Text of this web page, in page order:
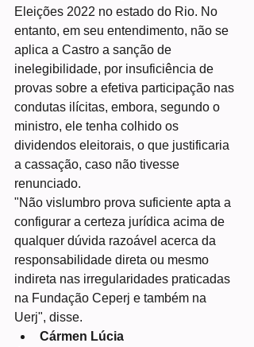
Eleições 2022 no estado do Rio. No
entanto, em seu entendimento, não se
aplica a Castro a sanção de
inelegibilidade, por insuficiência de
provas sobre a efetiva participação nas
condutas ilícitas, embora, segundo o
ministro, ele tenha colhido os
dividendos eleitorais, o que justificaria
a cassação, caso não tivesse
renunciado.
"Não vislumbro prova suficiente apta a
configurar a certeza jurídica acima de
qualquer dúvida razoável acerca da
responsabilidade direta ou mesmo
indireta nas irregularidades praticadas
na Fundação Ceperj e também na
Uerj", disse.
Cármen Lúcia